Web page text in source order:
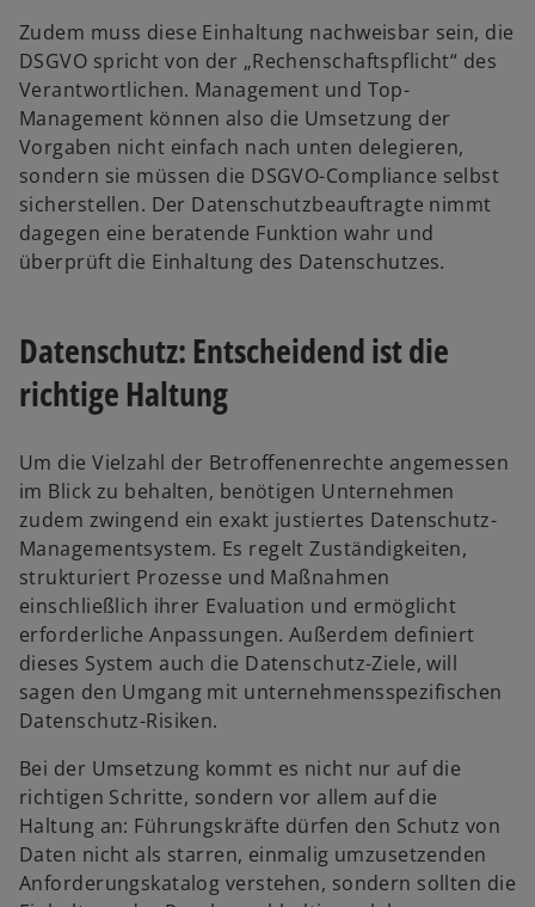
e
i
e
r
n
e
e
e
t
e
r
k
r
t
e
g
ö
f
e
Zudem muss diese Einhaltung nachweisbar sein, die
DSGVO spricht von der „Rechenschaftspflicht“ des
Verantwortlichen. Management und Top-
Management können also die Umsetzung der
Vorgaben nicht einfach nach unten delegieren,
sondern sie müssen die DSGVO-Compliance selbst
sicherstellen. Der Datenschutzbeauftragte nimmt
dagegen eine beratende Funktion wahr und
überprüft die Einhaltung des Datenschutzes.
Datenschutz: Entscheidend ist die
richtige Haltung
Um die Vielzahl der Betroffenenrechte angemessen
im Blick zu behalten, benötigen Unternehmen
zudem zwingend ein exakt justiertes Datenschutz-
Managementsystem. Es regelt Zuständigkeiten,
strukturiert Prozesse und Maßnahmen
einschließlich ihrer Evaluation und ermöglicht
erforderliche Anpassungen. Außerdem definiert
dieses System auch die Datenschutz-Ziele, will
sagen den Umgang mit unternehmensspezifischen
Datenschutz-Risiken.
Bei der Umsetzung kommt es nicht nur auf die
richtigen Schritte, sondern vor allem auf die
Haltung an: Führungskräfte dürfen den Schutz von
Daten nicht als starren, einmalig umzusetzenden
Anforderungskatalog verstehen, sondern sollten die